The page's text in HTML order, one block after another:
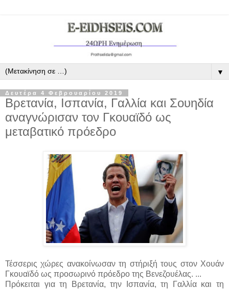
▼
Δευτέρα 4 Φεβρουαρίου 2019
Βρετανία, Ισπανία, Γαλλία και Σουηδία
αναγνώρισαν τον Γκουαϊδό ως
μεταβατικό πρόεδρο
Τέσσερις χώρες ανακοίνωσαν τη στήριξή τους στον Χουάν
Γκουαϊδό ως προσωρινό πρόεδρο της Βενεζουέλας. ...
Πρόκειται για τη Βρετανία, την Ισπανία, τη Γαλλία και τη